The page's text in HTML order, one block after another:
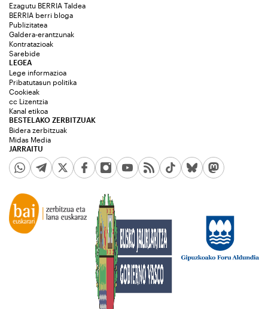
Ezagutu BERRIA Taldea
BERRIA berri bloga
Publizitatea
Galdera-erantzunak
Kontratazioak
Sarebide
JARRAITU
LEGEA
Lege informazioa
Pribatutasun politika
Cookieak
cc Lizentzia
Kanal etikoa
BESTELAKO ZERBITZUAK
Bidera zerbitzuak
Midas Media